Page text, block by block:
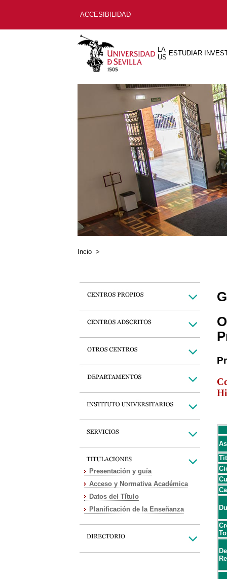
ACCESIBILIDAD
LA
US
ESTUDIAR
Incio >
Presentación y guía
Acceso y Normativa Académica
Datos del Título
Planificación de la Enseñanza